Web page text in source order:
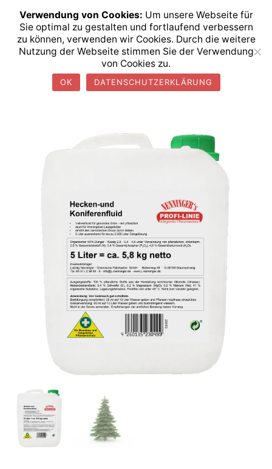
content
Ludwig Nenninger GmbH
seit 1949
Search
Bio-Dünger / Hecken- und Koniferenfluid 5 L
Verwendung von Cookies: Um unsere Webseite für
Sie optimal zu gestalten und fortlaufend verbessern
zu können, verwenden wir Cookies. Durch die weitere
Nutzung der Webseite stimmen Sie der Verwendung
von Cookies zu.
OK DATENSCHUTZERKLÄRUNG